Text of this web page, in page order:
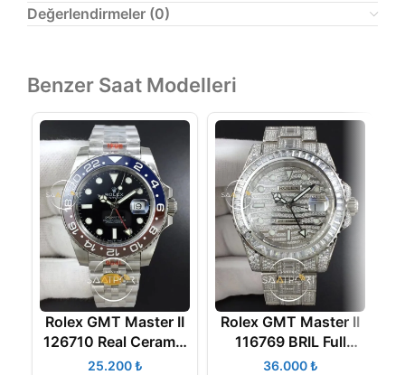
Değerlendirmeler (0)
Benzer Saat Modelleri
Rolex GMT Master II
126710 Real Ceramic
904L Noob Super
₺
Rolex GMT Master II
116769 BRIL Full
Diamonds Watch
₺